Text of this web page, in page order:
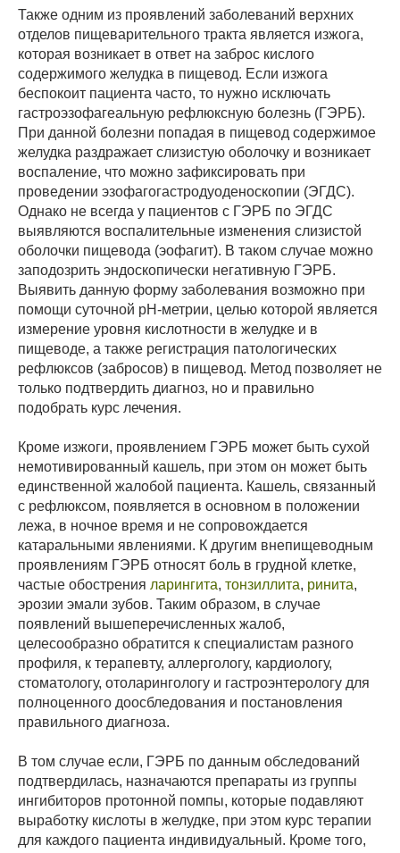
Также одним из проявлений заболеваний верхних
отделов пищеварительного тракта является изжога,
которая возникает в ответ на заброс кислого
содержимого желудка в пищевод. Если изжога
беспокоит пациента часто, то нужно исключать
гастроэзофагеальную рефлюксную болезнь (ГЭРБ).
При данной болезни попадая в пищевод содержимое
желудка раздражает слизистую оболочку и возникает
воспаление, что можно зафиксировать при
проведении эзофагогастродуоденоскопии (ЭГДС).
Однако не всегда у пациентов с ГЭРБ по ЭГДС
выявляются воспалительные изменения слизистой
оболочки пищевода (эофагит). В таком случае можно
заподозрить эндоскопически негативную ГЭРБ.
Выявить данную форму заболевания возможно при
помощи суточной рН-метрии, целью которой является
измерение уровня кислотности в желудке и в
пищеводе, а также регистрация патологических
рефлюксов (забросов) в пищевод. Метод позволяет не
только подтвердить диагноз, но и правильно
подобрать курс лечения.
Кроме изжоги, проявлением ГЭРБ может быть сухой
немотивированный кашель, при этом он может быть
единственной жалобой пациента. Кашель, связанный
с рефлюксом, появляется в основном в положении
лежа, в ночное время и не сопровождается
катаральными явлениями. К другим внепищеводным
проявлениям ГЭРБ относят боль в грудной клетке,
частые обострения ларингита, тонзиллита, ринита,
эрозии эмали зубов. Таким образом, в случае
появлений вышеперечисленных жалоб,
целесообразно обратится к специалистам разного
профиля, к терапевту, аллергологу, кардиологу,
стоматологу, отоларингологу и гастроэнтерологу для
полноценного доосбледования и постановления
правильного диагноза.
В том случае если, ГЭРБ по данным обследований
подтвердилась, назначаются препараты из группы
ингибиторов протонной помпы, которые подавляют
выработку кислоты в желудке, при этом курс терапии
для каждого пациента индивидуальный. Кроме того,